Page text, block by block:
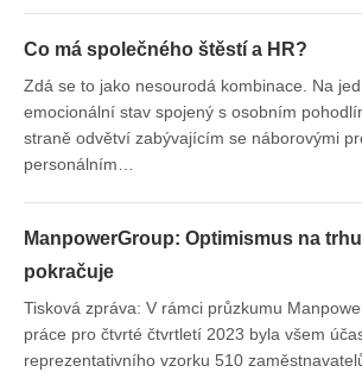
Co má společného štěstí a HR?
Zdá se to jako nesourodá kombinace. Na
emocionální stav spojený s osobním
straně odvětví zabývajícím se náborovými
personálním…
ManpowerGroup: Optimismus na
pokračuje
Tisková zpráva: V rámci průzkumu
práce pro čtvrté čtvrtletí 2023 byla všem
reprezentativního vzorku 510